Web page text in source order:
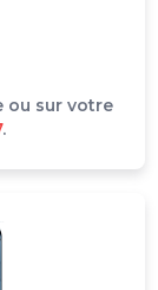
ou sur votre
.